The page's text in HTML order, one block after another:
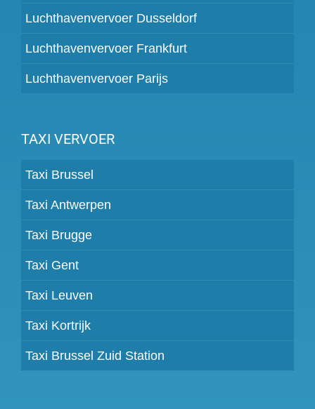
Luchthavenvervoer Dusseldorf
Luchthavenvervoer Frankfurt
Luchthavenvervoer Parijs
TAXI VERVOER
Taxi Brussel
Taxi Antwerpen
Taxi Brugge
Taxi Gent
Taxi Leuven
Taxi Kortrijk
Taxi Brussel Zuid Station